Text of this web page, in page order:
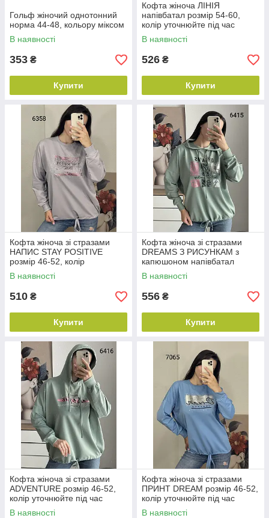
Гольф жіночий однотонний
норма 44-48, кольору міксом
В наявності
353 ₴
Купити
Кофта жіноча ЛІНІЯ
напівбатал розмір 54-60,
колір уточнюйте під час
замовлення
В наявності
526 ₴
Купити
Кофта жіноча зі стразами
НАПИС STAY POSITIVE
розмір 46-52, колір
уточнюйте під час
замовлення
В наявності
510 ₴
Купити
Кофта жіноча зі стразами
DREAMS З РИСУНКАМ з
капюшоном напівбатал
розмір 54-60, колір
уточнюйте під час
В наявності
556 ₴
Купити
Кофта жіноча зі стразами
ADVENTURE розмір 46-52,
колір уточнюйте під час
замовлення
В наявності
Кофта жіноча зі стразами
ПРИНТ DREAM розмір 46-52,
колір уточнюйте під час
замовлення
В наявності